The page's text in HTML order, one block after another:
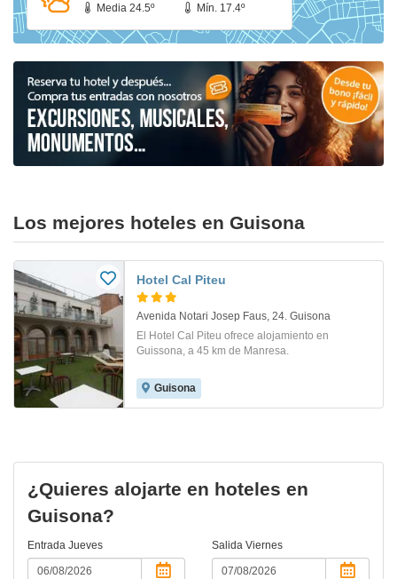
Media 24.5º
Mín. 17.4º
Los mejores hoteles en Guisona
Hotel Cal Piteu
Avenida Notari Josep Faus, 24. Guisona
El Hotel Cal Piteu ofrece alojamiento en
Guissona, a 45 km de Manresa.
Guisona
¿Quieres alojarte en hoteles en
Guisona?
Entrada Jueves Salida Viernes